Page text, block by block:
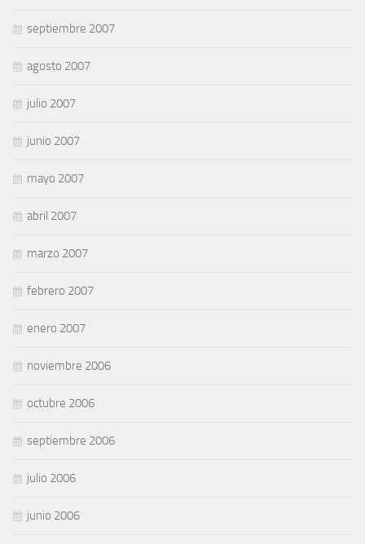
septiembre 2007
agosto 2007
julio 2007
junio 2007
mayo 2007
abril 2007
marzo 2007
febrero 2007
enero 2007
noviembre 2006
octubre 2006
septiembre 2006
julio 2006
junio 2006